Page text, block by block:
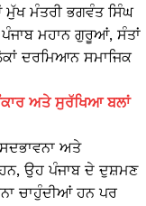
ਮੰਤਰੀ ਭਗਵੰਤ ਸਿੰਘ
ਮਹਾਨ ਗੁਰੂਆਂ, ਸੰਤਾਂ
ਦਰਮਿਆਨ ਸਮਾਜਿਕ
ਅਤੇ ਸੁਰੱਖਿਆ ਬਲਾਂ
ਅਤੇ
ਉਹ ਪੰਜਾਬ ਦੇ ਦੁਸ਼ਮਣ
ਚਾਹੁੰਦੀਆਂ ਹਨ ਪਰ